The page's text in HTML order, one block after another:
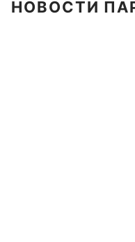
НОВОСТИ